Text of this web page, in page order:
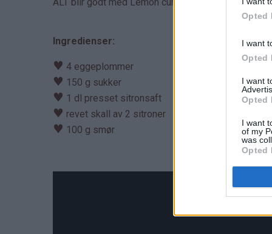
Opted
I want
Opted
I want
Opted
I want
of my
was
Opted
Ingredienser:
♥ 4 eggeplommer
♥ 150 g sukker
♥ 1 dl presset sitronsaft
♥ revet skall av 2 sitroner
♥ 100 g smør